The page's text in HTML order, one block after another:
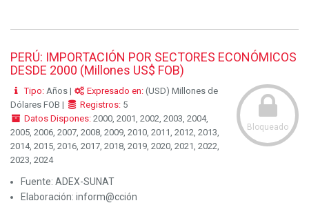
PERÚ: IMPORTACIÓN POR SECTORES ECONÓMICOS
DESDE 2000 (Millones US$ FOB)
Bloqueado
Tipo:Años | Expresado en: (USD) Millones de
Dólares FOB |
Registros:5
Datos Dispones:2000, 2001, 2002, 2003, 2004,
2005, 2006, 2007, 2008, 2009, 2010, 2011, 2012, 2013,
2014, 2015, 2016, 2017, 2018, 2019, 2020, 2021, 2022,
2023, 2024
Fuente: ADEX-SUNAT
Elaboración: inform@cción